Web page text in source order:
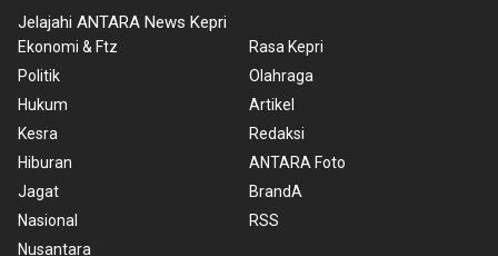
Jelajahi ANTARA News Kepri
Ekonomi & Ftz
Politik
Hukum
Kesra
Hiburan
Jagat
Nasional
Nusantara
Rasa Kepri
Olahraga
Artikel
Redaksi
ANTARA Foto
BrandA
RSS